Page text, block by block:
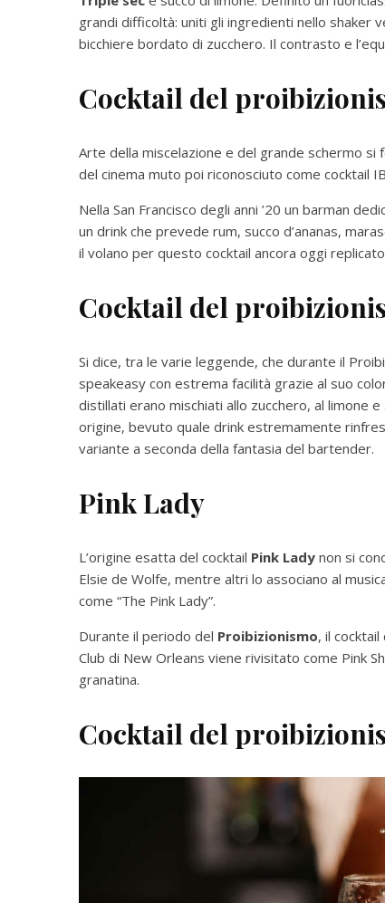
grandi difficoltà: uniti gli ingredienti nello shaker
bicchiere bordato di zucchero. Il contrasto e
Cocktail del
Arte della miscelazione e del grande schermo si
del cinema muto poi riconosciuto come cocktail
Nella San Francisco degli anni ’20 un barman
un drink che prevede rum, succo d’ananas,
il volano per questo cocktail ancora oggi
Cocktail del
Si dice, tra le varie leggende, che durante il
speakeasy con estrema facilità grazie al suo
distillati erano mischiati allo zucchero, al limone
origine, bevuto quale drink estremamente
variante a seconda della fantasia del bartender.
Pink Lady
L’origine esatta del cocktail Pink Lady non si
Elsie de Wolfe, mentre altri lo associano al
come “The Pink Lady”.
Durante il periodo del Proibizionismo, il
Club di New Orleans viene rivisitato come Pink
granatina.
Cocktail del